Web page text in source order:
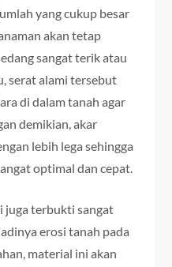
yang cukup besar
akan tetap
sangat terik atau
serat alami tersebut
di dalam tanah agar
demikian, akar
lebih lega sehingga
optimal dan cepat.
juga terbukti sangat
erosi tanah pada
material ini akan